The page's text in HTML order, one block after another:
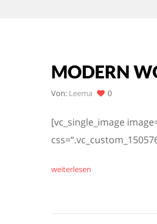
MODERN
Von: Leema 0
[vc_single_image
weiterlesen